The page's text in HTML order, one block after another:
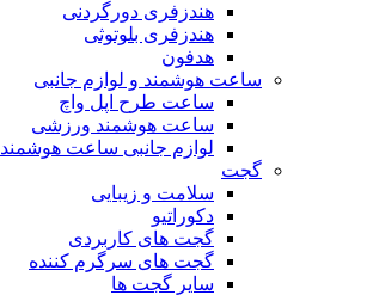
هندزفری دورگردنی
هندزفری بلوتوثی
هدفون
ساعت هوشمند و لوازم جانبی
ساعت طرح اپل واچ
ساعت هوشمند ورزشی
لوازم جانبی ساعت هوشمند
گجت
سلامت و زیبایی
دکوراتیو
گجت های کاربردی
گجت های سرگرم کننده
سایر گجت ها